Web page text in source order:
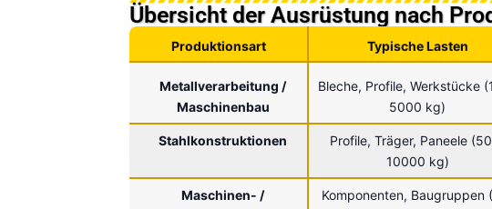
Übersicht der Ausrüstung nach
Produktionsart Typische Lasten
Metallverarbeitung /
Maschinenbau
Bleche, Profile, Werkstücke
5000 kg)
Stahlkonstruktionen
Profile, Träger, Paneele
10000 kg)
Maschinen- /
Komponenten, Baugruppen